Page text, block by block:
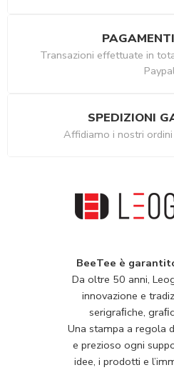
Transazioni effettuate in
SPEDIZIONI
Affidiamo i nostri
BeeTee è
Da oltre 50 anni,
innovazione e
serigraﬁche,
Una stampa a regola
e prezioso ogni
idee, i prodotti e